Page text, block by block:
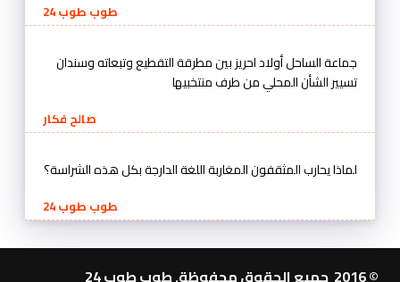
طوب طوب 24
جماعة الساحل أولاد احريز بين مطرقة التقطيع وتبعاته وسندان
تسيير الشأن المحلي من طرف منتخبيها
صالح فكار
لماذا يحارب المثقفون المغاربة اللغة الدارجة بكل هذه الشراسة؟
طوب طوب 24
© 2016 جميع الحقوق محفوظة. طوب طوب 24